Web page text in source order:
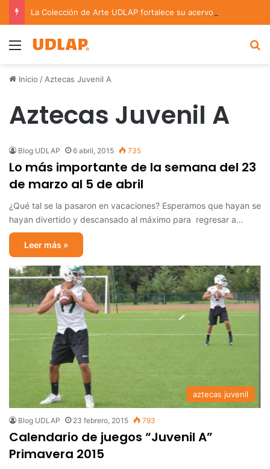
Menu
Inicio / Aztecas Juvenil A
Aztecas Juvenil A
Blog UDLAP 6 abril, 2015 735
Lo más importante de la semana del 23
de marzo al 5 de abril
¿Qué tal se la pasaron en vacaciones? Esperamos que hayan se
hayan divertido y descansado al máximo para regresar a…
Leer más »
aztecas juvenil
Blog UDLAP 23 febrero, 2015 793
Calendario de juegos “Juvenil A”
Primavera 2015